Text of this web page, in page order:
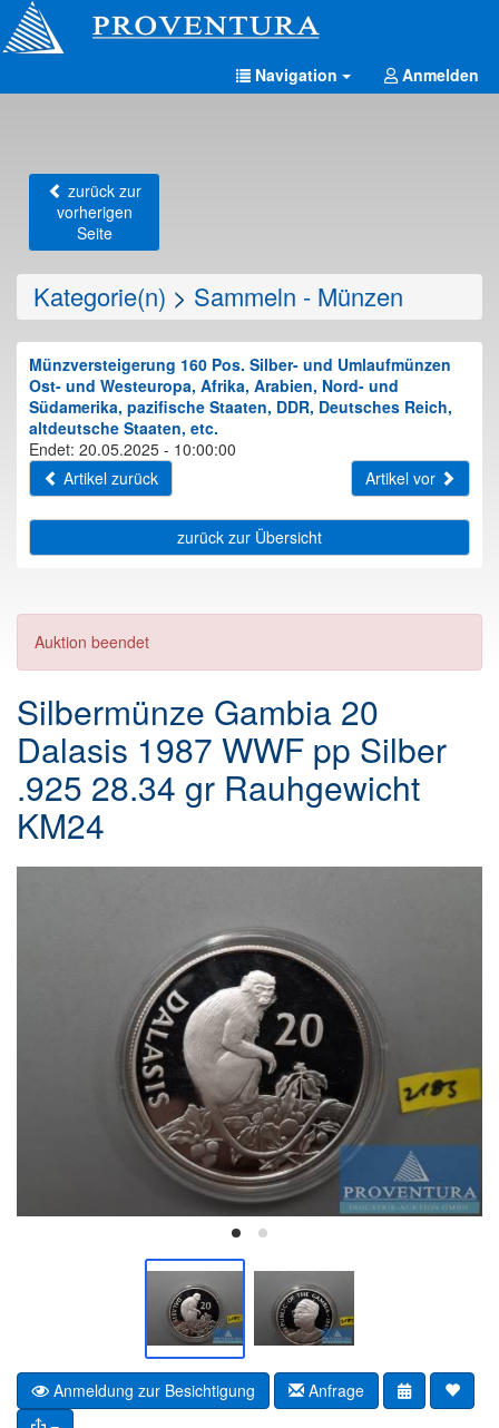
Navigation Anmelden
zurück zur
vorherigen
Seite
Kategorie(n) > Sammeln - Münzen
Münzversteigerung 160 Pos. Silber- und Umlaufmünzen
Ost- und Westeuropa, Afrika, Arabien, Nord- und
Südamerika, pazifische Staaten, DDR, Deutsches Reich,
altdeutsche Staaten, etc.
Endet: 20.05.2025 - 10:00:00
Artikel zurück
Artikel vor
zurück zur Übersicht
Auktion beendet
Silbermünze Gambia 20
Dalasis 1987 WWF pp Silber
.925 28.34 gr Rauhgewicht
KM24
Anmeldung zur Besichtigung Anfrage